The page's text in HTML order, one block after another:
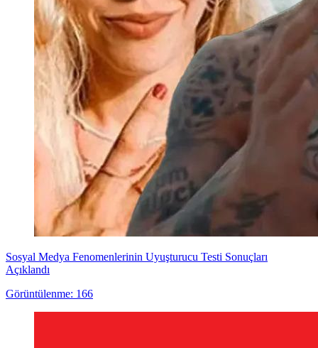
Sosyal Medya Fenomenlerinin Uyuşturucu Testi Sonuçları
Açıklandı
Görüntülenme: 166